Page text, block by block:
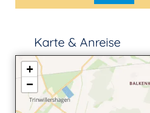
Karte & Anreise
+
−